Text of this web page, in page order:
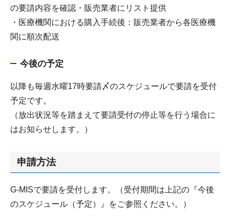
の要請内容を確認・販売業者にリスト提供
・医療機関における購入手続後：販売業者から各医療機
関に順次配送
今後の予定
以降も毎週水曜17時要請〆のスケジュールで要請を受付
予定です。
（放出状況等を踏まえて要請受付の停止等を行う場合に
はお知らせします。）
申請方法
G-MISで要請を受付します。（受付期間は上記の『今後
のスケジュール（予定）』をご参照ください。）